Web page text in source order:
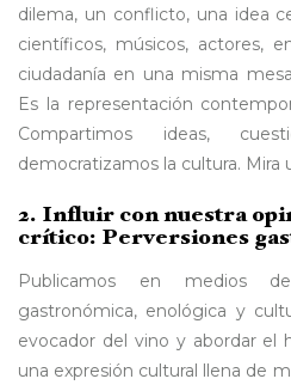
dilema, un conflicto, una idea
científicos, músicos, actores,
ciudadanía en una misma
Es la representación
Compartimos ideas,
democratizamos la cultura. Mira
2. Influir con nuestra
crítico: Perversiones
Publicamos en medios
gastronómica, enológica y
evocador del vino y abordar el
una expresión cultural llena de